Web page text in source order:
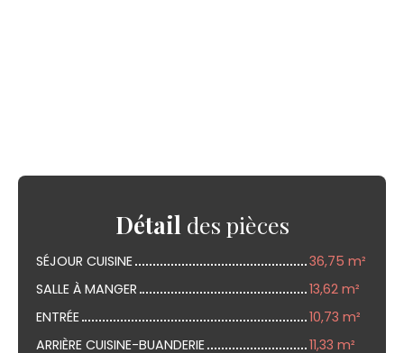
Détail des pièces
SÉJOUR CUISINE
36,75 m²
SALLE À MANGER
13,62 m²
ENTRÉE
10,73 m²
ARRIÈRE CUISINE-BUANDERIE
11,33 m²